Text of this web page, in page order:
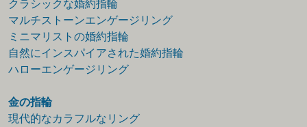
クラシックな婚約指輪
マルチストーンエンゲージリング
ミニマリストの婚約指輪
自然にインスパイアされた婚約指輪
ハローエンゲージリング
金の指輪
現代的なカラフルなリング